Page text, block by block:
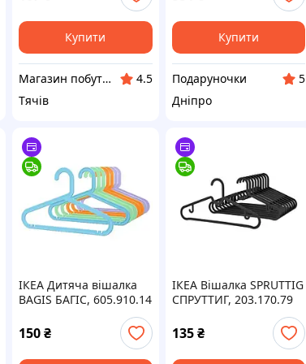
Купити
Магазин побутової хімії "KAMILLA"
4.5
Тячiв
одягу в шафу • Вішалки
для дитячого одягу з
яскравимКупити
Подаруночки
5
Дніпро
ІКЕА Дитяча вішалка
BAGIS БАГІС, 605.910.14
150₴
ІКЕА Вішалка SPRUTTIG
СПРУТТИГ, 203.170.79
135 ₴